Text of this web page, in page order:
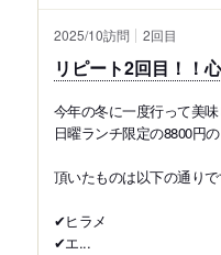
2025/10訪問 2回目
リピート2回目！！
今年の冬に一度行って美
日曜ランチ限定の8800円
頂いたものは以下の通りで
✔︎ヒラメ
✔︎エ...